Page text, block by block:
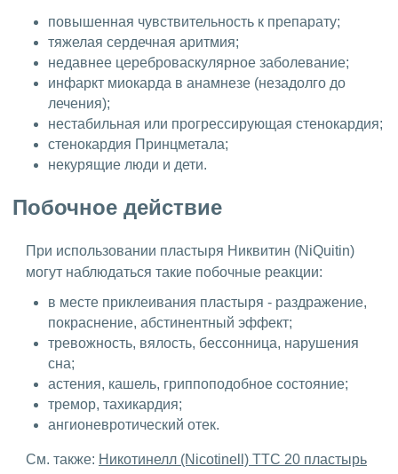
повышенная чувствительность к препарату;
тяжелая сердечная аритмия;
недавнее цереброваскулярное заболевание;
инфаркт миокарда в анамнезе (незадолго до
лечения);
нестабильная или прогрессирующая стенокардия;
стенокардия Принцметала;
некурящие люди и дети.
Побочное действие
При использовании пластыря Никвитин (NiQuitin)
могут наблюдаться такие побочные реакции:
в месте приклеивания пластыря - раздражение,
покраснение, абстинентный эффект;
тревожность, вялость, бессонница, нарушения
сна;
астения, кашель, гриппоподобное состояние;
тремор, тахикардия;
ангионевротический отек.
См. также: Никотинелл (Nicotinell) ТТС 20 пластырь